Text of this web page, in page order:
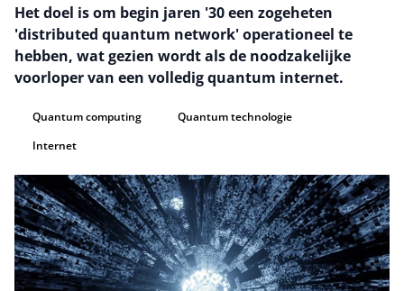
Het doel is om begin jaren '30 een zogeheten
'distributed quantum network' operationeel te
hebben, wat gezien wordt als de noodzakelijke
voorloper van een volledig quantum internet.
Quantum computing
Quantum technologie
Internet